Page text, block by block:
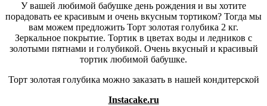
У вашей любимой бабушке день рождения и вы хотите
порадовать ее красивым и очень вкусным тортиком? Тогда мы
вам можем предложить Торт золотая голубика 2 кг.
Зеркальное покрытие. Тортик в цветах воды и ледников с
золотыми пятнами и голубикой. Очень вкусный и красивый
тортик любимой бабушке.
Торт золотая голубика можно заказать в нашей кондитерской
Instacake.ru